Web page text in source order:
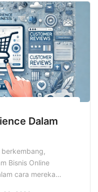
serta melacak
dengan
teknologi, juga […]
Dalam
Bisnis Online
cara mereka